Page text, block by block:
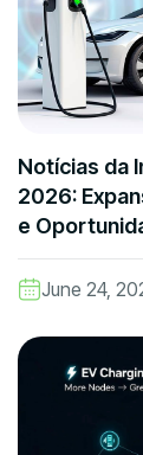
Notícias da
2026:
e
June 24,